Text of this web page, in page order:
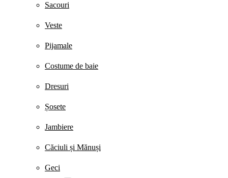
Sacouri
Veste
Pijamale
Costume de baie
Dresuri
Șosete
Jambiere
Căciuli și Mănuși
Geci